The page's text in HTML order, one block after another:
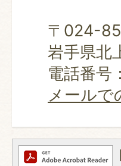
〒024-
岩手県北
電話番
メールで